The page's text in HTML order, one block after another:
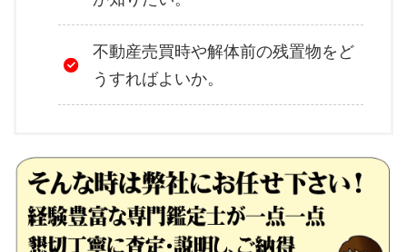
不動産売買時や解体前の残置物をど
うすればよいか。